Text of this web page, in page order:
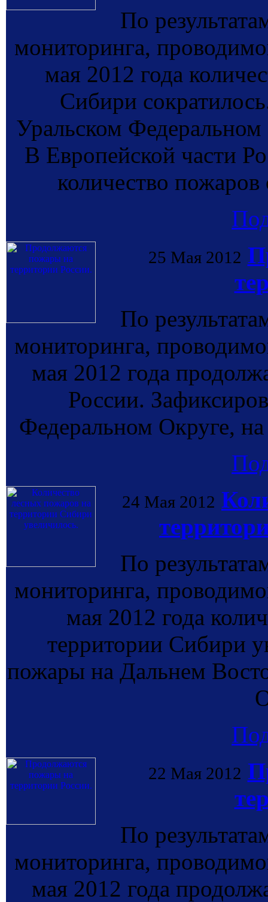
По
мониторинга,
мая 2012 года
Сибири
Уральском
В Европейской части
количество
25 Мая 2012
По
мониторинга,
мая 2012 года
России.
Федеральном Округе,
24 Мая 2012
По
мониторинга,
мая 2012 года
территории Сибири
пожары на Дальнем
22 Мая 2012
По
мониторинга,
мая 2012 года